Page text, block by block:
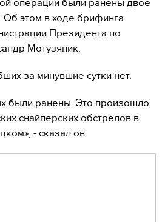
операции были ранены двое
Об этом в ходе брифинга
Президента по
Мотузяник.
за минувшие сутки нет.
были ранены. Это произошло
снайперских обстрелов в
- сказал он.